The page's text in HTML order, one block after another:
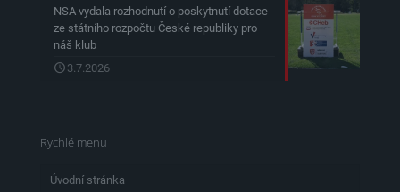
NSA vydala rozhodnutí o poskytnutí dotace
ze státního rozpočtu České republiky pro
náš klub
3.7.2026
Rychlé menu
Úvodní stránka